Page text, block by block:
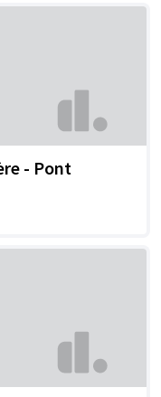
- Pont